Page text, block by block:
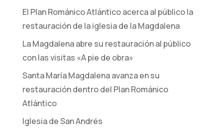
El Plan Románico Atlántico acerca al público la
restauración de la iglesia de la Magdalena
La Magdalena abre su restauración al público
con las visitas «A pie de obra»
Santa María Magdalena avanza en su
restauración dentro del Plan Románico
Atlántico
Iglesia de San Andrés